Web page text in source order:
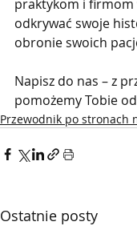
praktykom i firmom
odkrywać swoje
obronie swoich
Napisz do nas – z
pomożemy Tobie
Przewodnik po stronach
Ostatnie posty